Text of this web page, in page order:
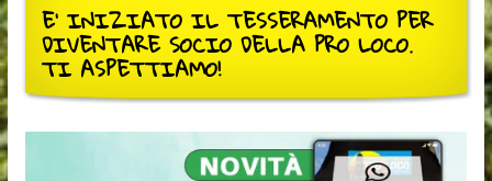
E' INIZIATO IL TESSERAMENTO PER
DIVENTARE SOCIO DELLA PRO LOCO.
TI ASPETTIAMO!